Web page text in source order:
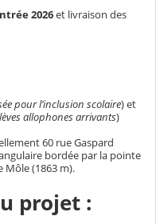
2026et livraison des
pour l’inclusion scolaire)et
allophones arrivants)
60 rue Gaspard
bordée par la pointe
Môle (1863 m).
projet :